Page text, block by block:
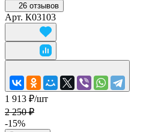
26 отзывов
Арт. К03103
1 913 ₽/шт
2 250 ₽
-15%